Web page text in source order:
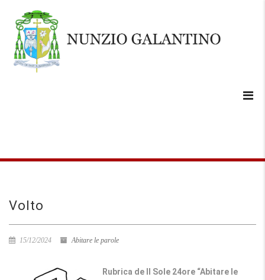
Volto
15/12/2024 Abitare le parole
Rubrica de Il Sole 24ore “Abitare le